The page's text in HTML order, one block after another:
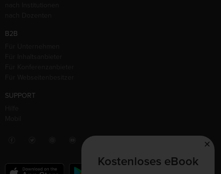
B2B
SUPPORT
Kostenloses eBook